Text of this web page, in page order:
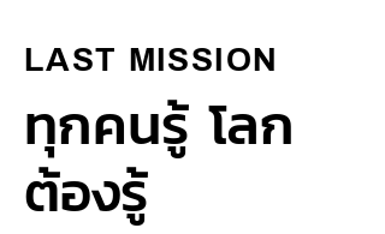
ทุกคนรู้ โลก
ต้องรู้
LAST MISSION